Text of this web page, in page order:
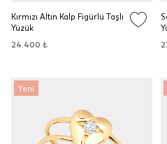
Kırmızı Altın Kalp Figürlü Taşlı
Yüzük
24.400 ₺
Yeni